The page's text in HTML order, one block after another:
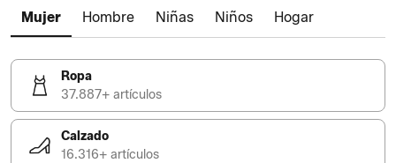
Mujer Hombre Niñas Niños Hogar
Ropa
37.887+ artículos
Calzado
16.316+ artículos